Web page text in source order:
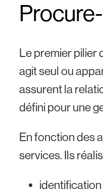
Le premier pilier
agit seul ou
assurent la
défini pour une
En fonction des
services. Ils